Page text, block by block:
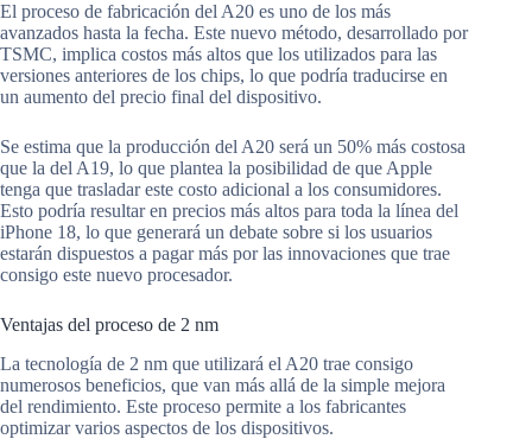
El proceso de fabricación del A20 es uno de los más
avanzados hasta la fecha. Este nuevo método, desarrollado por
TSMC, implica costos más altos que los utilizados para las
versiones anteriores de los chips, lo que podría traducirse en
un aumento del precio final del dispositivo.
Se estima que la producción del A20 será un 50% más costosa
que la del A19, lo que plantea la posibilidad de que Apple
tenga que trasladar este costo adicional a los consumidores.
Esto podría resultar en precios más altos para toda la línea del
iPhone 18, lo que generará un debate sobre si los usuarios
estarán dispuestos a pagar más por las innovaciones que trae
consigo este nuevo procesador.
Ventajas del proceso de 2 nm
La tecnología de 2 nm que utilizará el A20 trae consigo
numerosos beneficios, que van más allá de la simple mejora
del rendimiento. Este proceso permite a los fabricantes
optimizar varios aspectos de los dispositivos.